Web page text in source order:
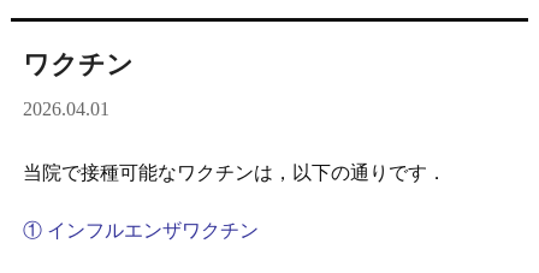
ワクチン
2026.04.01
当院で接種可能なワクチンは，以下の通りです．
① インフルエンザワクチン